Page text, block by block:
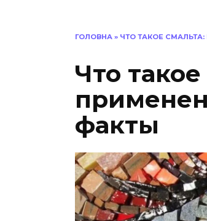
ГОЛОВНА » ЧТО ТАКОЕ
Что
факты